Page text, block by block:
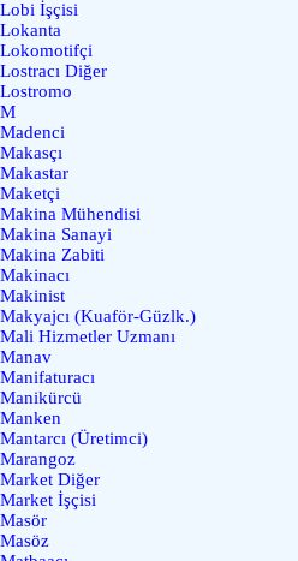
Lobi İşçisi
Lokanta
Lokomotifçi
Lostracı Diğer
Lostromo
M
Madenci
Makasçı
Makastar
Maketçi
Makina Mühendisi
Makina Sanayi
Makina Zabiti
Makinacı
Makinist
Makyajcı (Kuaför-Güzlk.)
Mali Hizmetler Uzmanı
Manav
Manifaturacı
Manikürcü
Manken
Mantarcı (Üretimci)
Marangoz
Market Diğer
Market İşçisi
Masör
Masöz